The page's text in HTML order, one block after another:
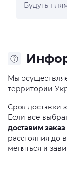
Будуть
Мы
территории
Срок доставки
Если все
доставим
расстояния до
меняться и